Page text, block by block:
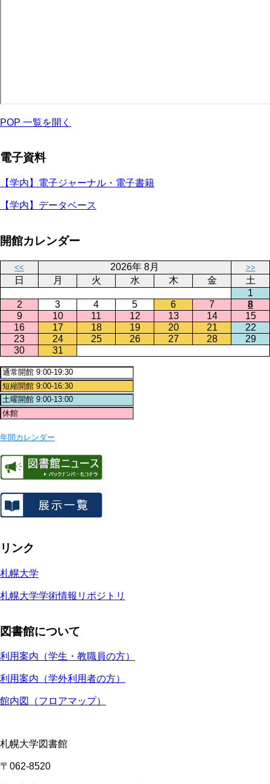
POP 一覧を開く
電子資料
【学内】電子ジャーナル・電子書籍
【学内】データベース
開館カレンダー
<< 2026年 8月 >>
日 月 火 水 木 金
土
1
2
3 4 5 6 7
8
9
10 11 12 13 14
15
16
17 18 19 20 21
22
23
24 25 26 27 28
29
30
31
年間カレンダー
リンク
札幌大学
札幌大学学術情報リポジトリ
図書館について
利用案内（学生・教職員の方）
利用案内（学外利用者の方）
館内図（フロアマップ）
札幌大学図書館
〒062-8520